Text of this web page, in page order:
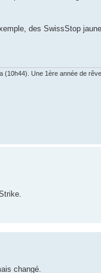
des SwissStop
(10h44). Une 1ère année de rêve.
changé.